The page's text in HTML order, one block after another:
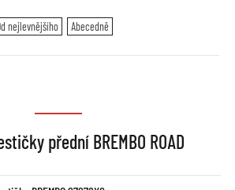
nejlevnějšího Abecedně
přední BREMBO ROAD